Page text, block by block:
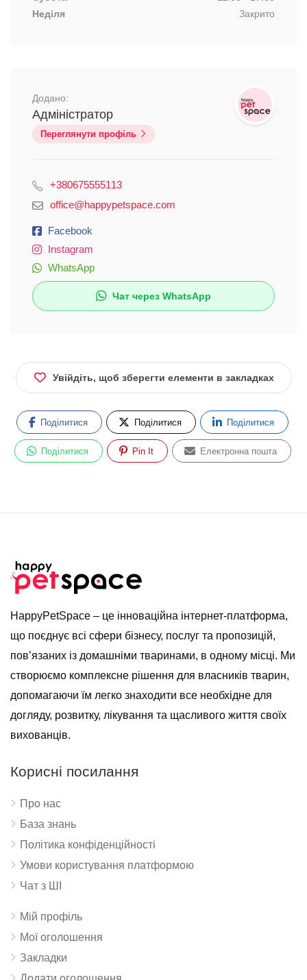
Неділя
Закрито
Додано:
Адміністратор
Переглянути профіль
+380675555113
office@happypetspace.com
Facebook
Instagram
WhatsApp
Чат через WhatsApp
Увійдіть, щоб зберегти елементи в закладках
Поділитися Поділитися Поділитися
Поділитися Pin It Електронна пошта
HappyPetSpace – це інноваційна інтернет-платформа,
що поєднує всі сфери бізнесу, послуг та пропозицій,
пов’язаних із домашніми тваринами, в одному місці. Ми
створюємо комплексне рішення для власників тварин,
допомагаючи їм легко знаходити все необхідне для
догляду, розвитку, лікування та щасливого життя своїх
вихованців.
Корисні посилання
Про нас
База знань
Політика конфіденційності
Умови користування платформою
Чат з ШІ
Мій профіль
Мої оголошення
Закладки